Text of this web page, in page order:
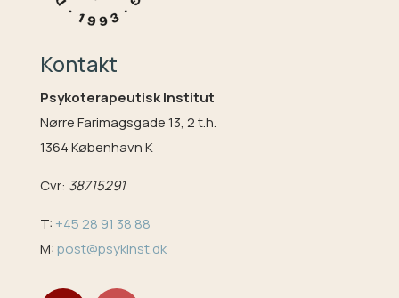
Kontakt
Psykoterapeutisk Institut
Nørre Farimagsgade 13, 2 t.h.
1364 København K
Cvr: 38715291
T: +45 28 91 38 88
M:post@psykinst.dk